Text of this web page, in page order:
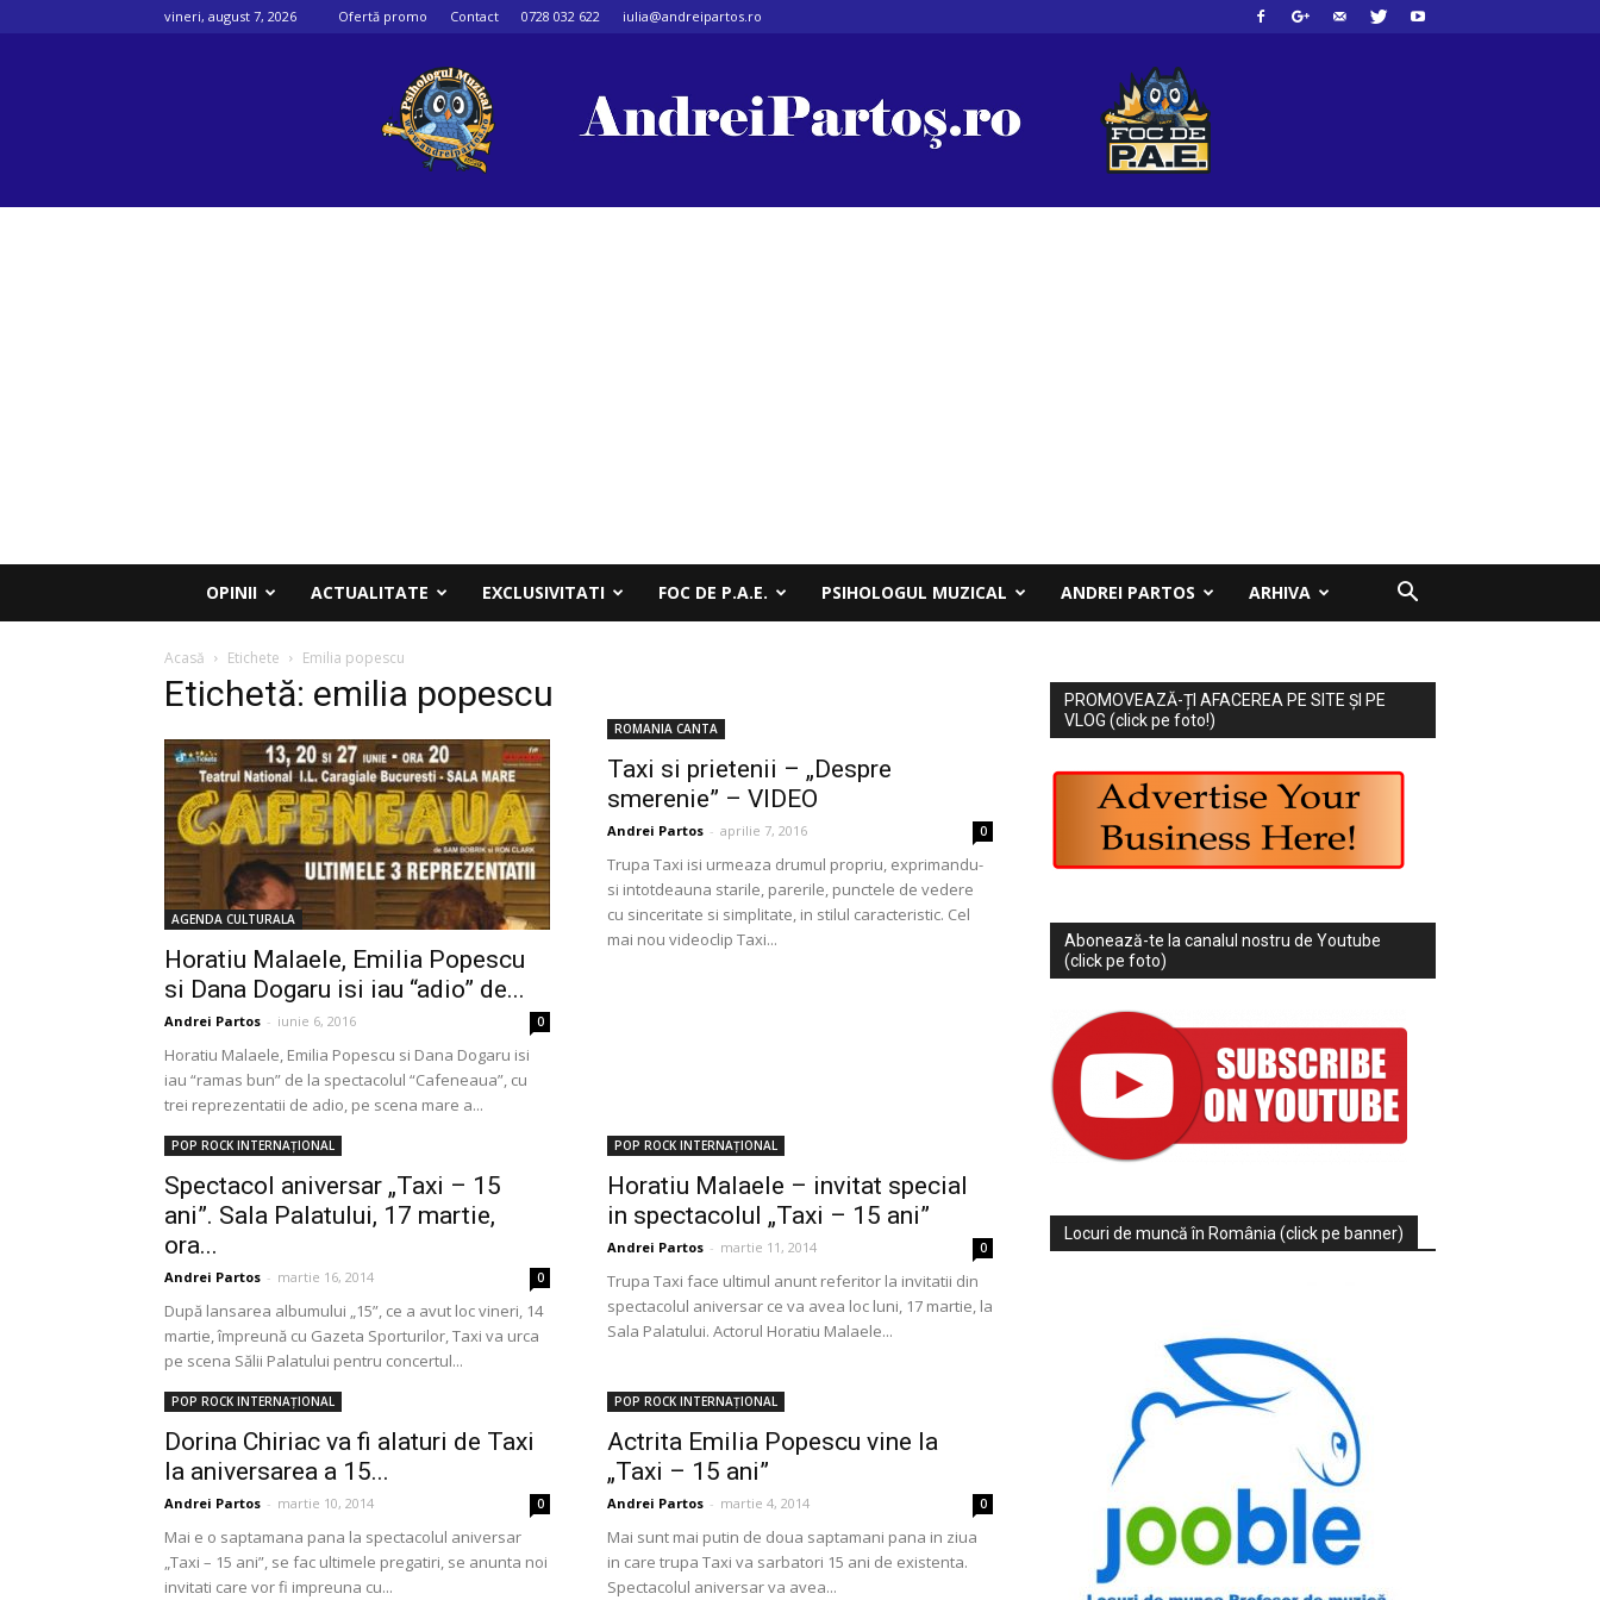
vineri, august 7, 2026 Ofertă promo Contact 0728 032 622 iulia@andreipartos.ro
OPINII ACTUALITATE EXCLUSIVITATI FOC DE P.A.E. PSIHOLOGUL MUZICAL ANDREI PARTOS ARHIVA
Acasă Etichete Emilia popescu
Etichetă: emilia popescu
AGENDA CULTURALA
Horatiu Malaele, Emilia Popescu
si Dana Dogaru isi iau “adio” de...
Andrei Partos - iunie 6, 2016 0
Horatiu Malaele, Emilia Popescu si Dana Dogaru isi
iau “ramas bun” de la spectacolul “Cafeneaua”, cu
trei reprezentatii de adio, pe scena mare a...
ROMANIA CANTA
Taxi si prietenii – „Despre
smerenie” – VIDEO
Andrei Partos - aprilie 7, 2016 0
Trupa Taxi isi urmeaza drumul propriu, exprimandu-
si intotdeauna starile, parerile, punctele de vedere
cu sinceritate si simplitate, in stilul caracteristic. Cel
mai nou videoclip Taxi...
POP ROCK INTERNAȚIONAL
Spectacol aniversar „Taxi – 15
ani”. Sala Palatului, 17 martie,
ora...
Andrei Partos - martie 16, 2014 0
După lansarea albumului „15”, ce a avut loc vineri, 14
martie, împreună cu Gazeta Sporturilor, Taxi va urca
pe scena Sălii Palatului pentru concertul...
POP ROCK INTERNAȚIONAL
Horatiu Malaele – invitat special
in spectacolul „Taxi – 15 ani”
Andrei Partos - martie 11, 2014 0
Trupa Taxi face ultimul anunt referitor la invitatii din
spectacolul aniversar ce va avea loc luni, 17 martie, la
Sala Palatului. Actorul Horatiu Malaele...
POP ROCK INTERNAȚIONAL
Dorina Chiriac va fi alaturi de Taxi
la aniversarea a 15...
Andrei Partos - martie 10, 2014 0
Mai e o saptamana pana la spectacolul aniversar
„Taxi – 15 ani”, se fac ultimele pregatiri, se anunta noi
invitati care vor fi impreuna cu...
POP ROCK INTERNAȚIONAL
Actrita Emilia Popescu vine la
„Taxi – 15 ani”
Andrei Partos - martie 4, 2014 0
Mai sunt mai putin de doua saptamani pana in ziua
in care trupa Taxi va sarbatori 15 ani de existenta.
Spectacolul aniversar va avea...
PROMOVEAZĂ-ȚI AFACEREA PE SITE ȘI PE
VLOG (click pe foto!)
Abonează-te la canalul nostru de Youtube
(click pe foto)
Locuri de muncă în România (click pe banner)